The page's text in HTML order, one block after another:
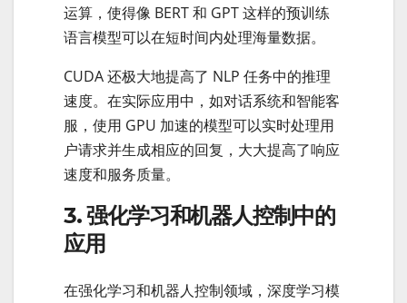
运算，使得像 BERT 和 GPT 这样的预训练
语言模型可以在短时间内处理海量数据。
CUDA 还极大地提高了 NLP 任务中的推理
速度。在实际应用中，如对话系统和智能客
服，使用 GPU 加速的模型可以实时处理用
户请求并生成相应的回复，大大提高了响应
速度和服务质量。
3. 强化学习和机器人控制中的
应用
在强化学习和机器人控制领域，深度学习模